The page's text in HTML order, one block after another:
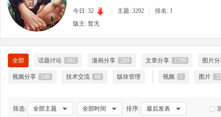
今日: 32 主题: 3292 排名: 1
版主: 暂无
全部 话题讨论 181 漫画分享 289 文章分享 1799 图片
视频分享 548 技术交流 68 版块管理 视频 1 图片 32
筛选: 全部主题 全部时间 排序: 最后发表